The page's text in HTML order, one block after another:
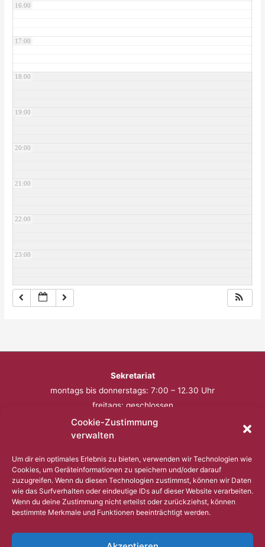
Cookie-Zustimmung
verwalten
Um dir ein optimales Erlebnis zu bieten, verwenden wir Technologien wie
Cookies, um Geräteinformationen zu speichern und/oder darauf
zuzugreifen. Wenn du diesen Technologien zustimmst, können wir Daten
wie das Surfverhalten oder eindeutige IDs auf dieser Website verarbeiten.
Wenn du deine Zustimmung nicht erteilst oder zurückziehst, können
bestimmte Merkmale und Funktionen beeinträchtigt werden.
16:00
17:00
18:00
19:00
20:00
21:00
22:00
23:00
Sekretariat
montags bis donnerstags: 7:00 – 12.30 Uhr
freitags: geschlossen
Telefon: 0201 – 57 17 430
Bitte nutzen Sie außerhalb der Öffnungszeiten den
Anrufbeantworter.